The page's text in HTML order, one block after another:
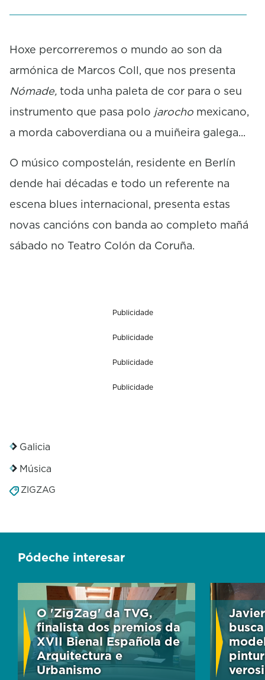
e
n
s
Hoxe percorreremos o mundo ao son da
armónica de Marcos Coll, que nos presenta
Nómade, toda unha paleta de cor para o seu
instrumento que pasa polo jarocho mexicano,
a morda caboverdiana ou a muiñeira galega...
O músico compostelán, residente en Berlín
dende hai décadas e todo un referente na
escena blues internacional, presenta estas
novas cancións con banda ao completo mañá
sábado no Teatro Colón da Coruña.
Publicidade
Publicidade
Publicidade
Publicidade
Galicia
Música
ZIGZAG
Pódeche interesar
O 'ZigZag' da TVG,
finalista dos premios da
XVII Bienal Española de
Arquitectura e
Urbanismo